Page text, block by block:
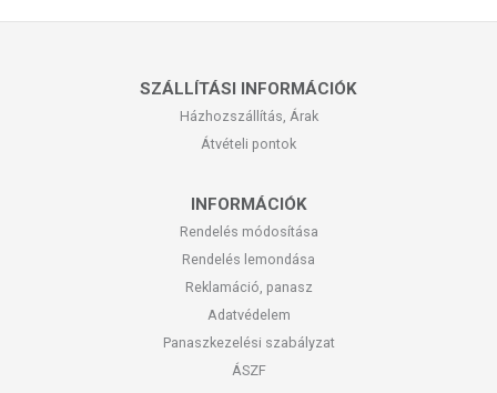
SZÁLLÍTÁSI INFORMÁCIÓK
Házhozszállítás, Árak
Átvételi pontok
INFORMÁCIÓK
Rendelés módosítása
Rendelés lemondása
Reklamáció, panasz
Adatvédelem
Panaszkezelési szabályzat
ÁSZF